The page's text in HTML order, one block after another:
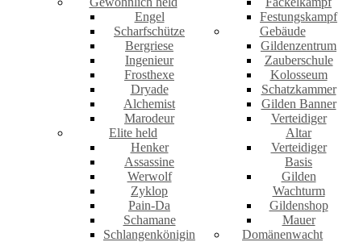
Engel
Scharfschütze
Bergriese
Ingenieur
Frosthexe
Dryade
Alchemist
Marodeur
Elite held
Henker
Assassine
Werwolf
Zyklop
Pain-Da
Schamane
Schlangenkönigin
Festungskampf
Gebäude
Gildenzentrum
Zauberschule
Kolosseum
Schatzkammer
Gilden Banner
Verteidiger
Altar
Verteidiger
Basis
Gilden
Wachturm
Gildenshop
Mauer
Domänenwacht